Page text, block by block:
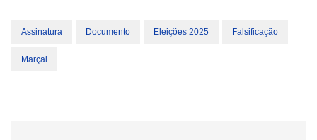
Assinatura Documento Eleições 2025 Falsificação
Marçal